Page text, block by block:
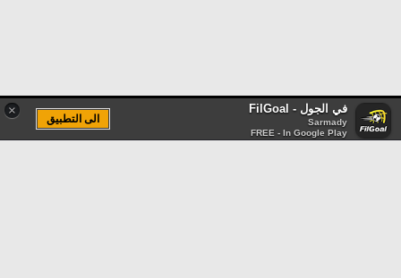
× في الجول - FilGoal
Sarmady
FREE - In Google Play
الى التطبيق